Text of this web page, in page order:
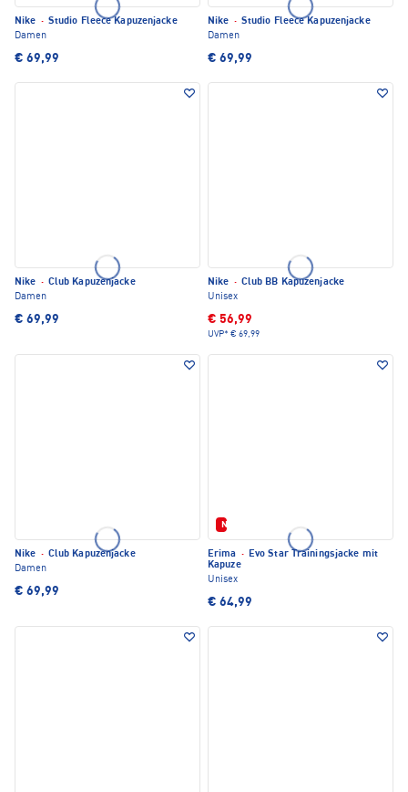
Nike · Studio Fleece Kapuzenjacke
Damen
€ 69,99
Nike · Studio Fleece Kapuzenjacke
Damen
€ 69,99
Nike · Club Kapuzenjacke
Damen
€ 69,99
Nike · Club BB Kapuzenjacke
Unisex
€ 56,99
UVP* € 69,99
Nike · Club Kapuzenjacke
Damen
€ 69,99
Neu
Erima · Evo Star Trainingsjacke mit
Kapuze
Unisex
€ 64,99